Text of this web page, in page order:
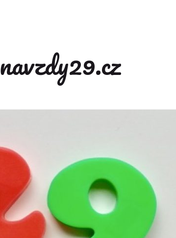
navzdy29.cz